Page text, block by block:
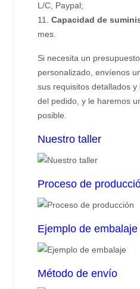
L/C, Paypal;
11.Capacidad de
mes.
Si necesita un
personalizado, envíenos
sus requisitos detallados
del pedido, y le haremos
posible.
Nuestro taller
Proceso de
Ejemplo de embalaje
Método de envío